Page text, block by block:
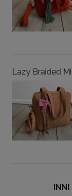
Lazy Braided
INNI